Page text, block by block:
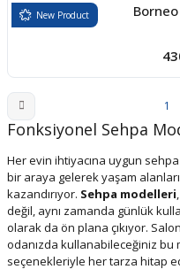
New Product
1
Fonksiyonel Sehpa
Her evin ihtiyacına uygun
bir araya gelerek yaşam
kazandırıyor. Sehpa modelleri
değil, aynı zamanda günlük
olarak da ön plana çıkıyor.
odanızda kullanabileceğiniz bu
seçenekleriyle her tarza hitap